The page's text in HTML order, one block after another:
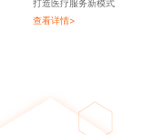
打造医疗服务新模式
查看详情>